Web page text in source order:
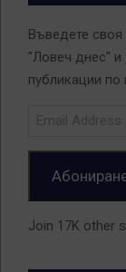
Въведете
"Ловеч днес" и
публикации по
Join 17K other